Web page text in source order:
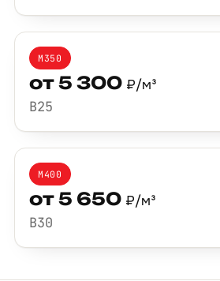
М350
от 5 300 ₽/м³
B25
М400
от 5 650 ₽/м³
B30